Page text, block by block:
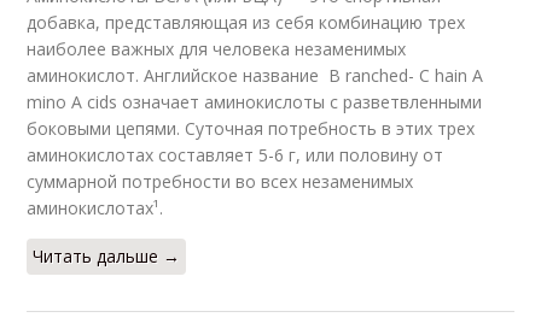
добавка, представляющая из себя комбинацию трех
наиболее важных для человека незаменимых
аминокислот. Английское название B ranched- C hain A
mino A cids означает аминокислоты с разветвленными
боковыми цепями. Суточная потребность в этих трех
аминокислотах составляет 5-6 г, или половину от
суммарной потребности во всех незаменимых
аминокислотах¹.
Читать дальше →